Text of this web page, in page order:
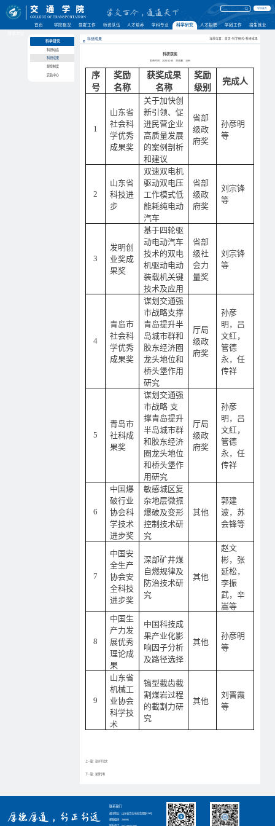
学校首页
首页 学院概况 党群工作 师资队伍 人才培养 学科专业 科学研究 人才招聘 学团工作 招生就业
科学研究
科研动态
科研成果
规章制度
实验中心
科研成果 当前位置：首页-科学研究-科研成果
科研获奖
发布时间：2024-12-30 浏览量： 1099
序
号
奖励
名称
获奖成果
名称
奖励
级别
完成人
1
山东省
社会科
学优秀
成果奖
关于加快创
新引领、促
进民营企业
高质量发展
的案例剖析
和建议
省部
级政
府奖
孙彦明
等
2
山东省
科技进
步
双速双电机
驱动双电压
工作模式低
能耗纯电动
汽车
省部
级政
府奖
刘宗锋
等
3
发明创
业奖成
果奖
基于四轮驱
动电动汽车
技术的双电
机驱动电动
装载机关键
技术及应用
省部
级社
会力
量奖
刘宗锋
等
4
青岛市
社会科
学优秀
成果奖
谋划交通强
市战略支撑
青岛提升半
岛城市群和
胶东经济圈
龙头地位和
桥头堡作用
研究
厅局
级政
府奖
孙彦
明 ， 吕
文红，
管德
永 ，任
传祥
5
青岛市
社科成
果奖
谋划交通强
市战略 支
撑青岛提升
半岛城市群
和胶东经济
圈龙头地位
和桥头堡作
用研究
厅局
级政
府奖
孙彦
明 ， 吕
文红，
管德
永 ，任
传祥
6
中国爆
破行业
协会科
学技术
进步奖
敏感城区复
杂地层微振
爆破及变形
控制技术研
究
其他
郭建
波，苏
会锋等
7
中国安
全生产
协会安
全科技
进步奖
深部矿井煤
自燃规律及
防治技术研
究
其他
赵文
彬， 张
延松，
李振
武，辛
嵩等
8
中国生
产力发
展优秀
理论成
果
中国科技成
果产业化影
响因子分析
及路径选择
其他
孙彦明
等
9
山东省
机械工
业协会
科学技
术
镐型截齿截
割煤岩过程
的截割力研
究
其他
刘晋霞
等
上一篇：高水平论文
下一篇：发明专利
联系我们
通讯地址：山东省青岛市前湾港路579号
邮政编码：266590